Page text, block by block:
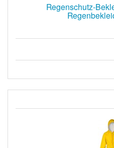
Regenschutz-